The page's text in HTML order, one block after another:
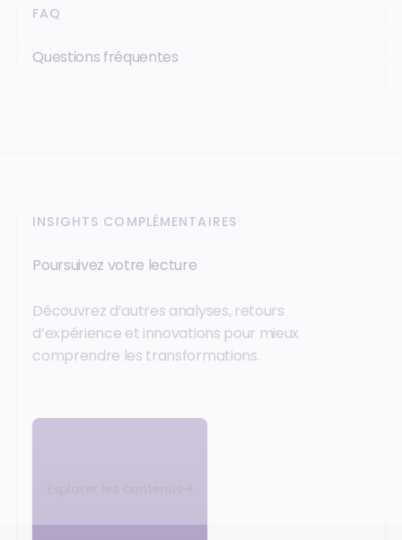
FAQ
Questions fréquentes
INSIGHTS COMPLÉMENTAIRES
Poursuivez votre lecture
Découvrez d’autres analyses, retours
d’expérience et innovations pour mieux
comprendre les transformations.
Explorer les contenus